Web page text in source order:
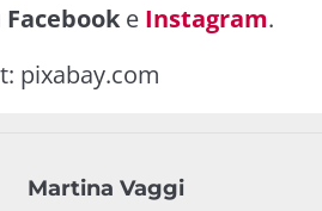
Facebook e Instagram.
pixabay.com
Martina Vaggi